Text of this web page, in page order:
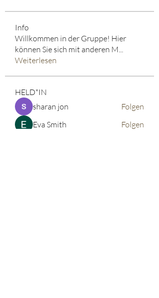
Info
Willkommen in der Gruppe! Hier
können Sie sich mit anderen M
Weiterlesen
HELD*IN
sharan jon
Folgen
Eva Smith
Folgen